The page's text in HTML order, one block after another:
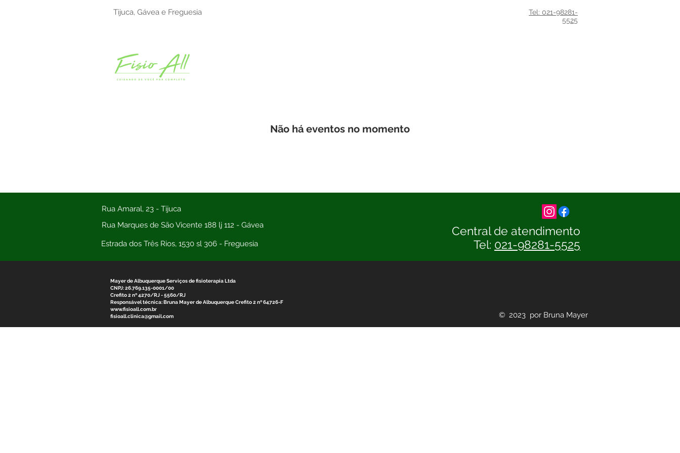
Tijuca, Gávea e Freguesia
Tel: 021-98281-
5525
Não há eventos no momento
Rua Amaral, 23 - Tijuca
Rua Marques de São Vicente 188 lj 112 - Gávea
Estrada dos Três Rios, 1530 sl 306 - Freguesia
Central de atendimento
Tel: 021-98281-5525
Mayer de Albuquerque Serviços de fisioterapia Ltda
CNPJ: 26.769.135-0001/00
Crefito 2 nº 4270/RJ - 5560/RJ
Responsável técnica: Bruna Mayer de Albuquerque Crefito 2 nº 64726-F
www.fisioall.com.br
fisioall.clinica@gmail.com
© 2023 por Bruna Mayer